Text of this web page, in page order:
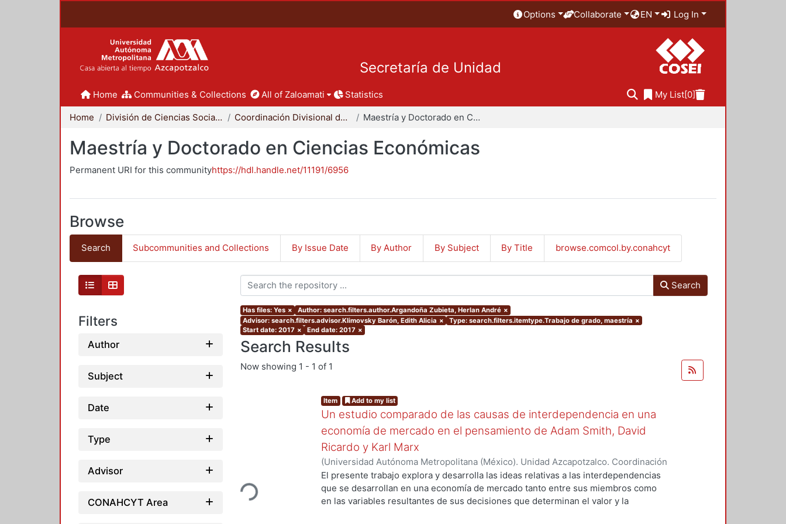
Options Collaborate EN Log In
Secretaría de Unidad
Home Communities & Collections All of Zaloamati Statistics My List[0]
Home División de Ciencias Sociales y Humanidades Coordinación Divisional de Posgrado Maestría y Doctorado en Ciencias Económicas
Maestría y Doctorado en Ciencias Económicas
Permanent URI for this communityhttps://hdl.handle.net/11191/6956
Browse
Search Subcommunities and Collections By Issue Date By Author By Subject By Title browse.comcol.by.conahcyt
Filters
Author
Subject
Date
Type
Advisor
CONAHCYT Area
Search
Has files: Yes × Author: search.filters.author.Argandoña Zubieta, Herlan André ×
Advisor: search.filters.advisor.Klimovsky Barón, Edith Alicia × Type: search.filters.itemtype.Trabajo de grado, maestría ×
Start date: 2017 × End date: 2017 ×
Search Results
Now showing 1 - 1 of 1
Loading...
Item Add to my list
Un estudio comparado de las causas de interdependencia en una
economía de mercado en el pensamiento de Adam Smith, David
Ricardo y Karl Marx
(Universidad Autónoma Metropolitana (México). Unidad Azcapotzalco. Coordinación
de Servicios de Información.,2017)Argandoña Zubieta, Herlan André
El presente trabajo explora y desarrolla las ideas relativas a las interdependencias
que se desarrollan en una economía de mercado tanto entre sus miembros como
en las variables resultantes de sus decisiones que determinan el valor y la